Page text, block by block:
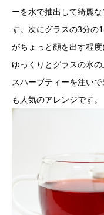
ーを水で抽出して綺麗
す。次にグラスの3分の
がちょっと顔を出す程度
ゆっくりとグラスの氷
スハーブティーを注い
も人気のアレンジです。